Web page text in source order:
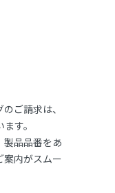
ご請求は、
す。
製品品番をあ
案内がスムー